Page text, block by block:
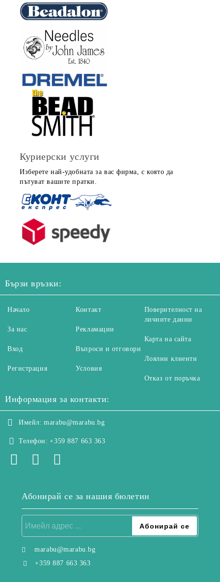
Куриерски услуги
Изберете най-удобната за вас фирма, с която да
пътуват вашите пратки.
Бързи връзки:
Начало
За нас
Вход
Регистрация
Контакт
Рекламации
Въпроси и отговори
Условия
Поверителност на
личните данни
Карта на сайта
Лоялни клиенти
Отказ от поръчка
Информация за контакти:
Имейл: marabu@marabu.bg
Телефон: +359 887 663 363
Абонирай се за нашия бюлетин
marabu@marabu.bg
+359 887 663 363